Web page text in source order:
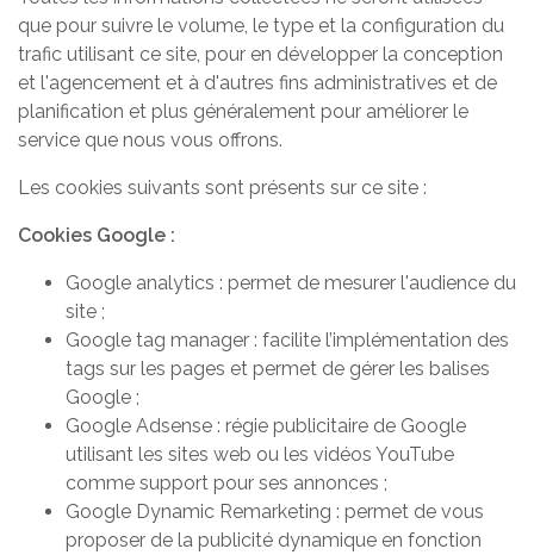
que pour suivre le volume, le type et la configuration du
trafic utilisant ce site, pour en développer la conception
et l'agencement et à d'autres fins administratives et de
planification et plus généralement pour améliorer le
service que nous vous offrons.
Les cookies suivants sont présents sur ce site :
Cookies Google :
Google analytics : permet de mesurer l'audience du
site ;
Google tag manager : facilite l’implémentation des
tags sur les pages et permet de gérer les balises
Google ;
Google Adsense : régie publicitaire de Google
utilisant les sites web ou les vidéos YouTube
comme support pour ses annonces ;
Google Dynamic Remarketing : permet de vous
proposer de la publicité dynamique en fonction